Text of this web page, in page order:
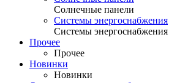
Солнечные панели
Системы энергоснабжения
Системы энергоснабжения
Прочее
Прочее
Новинки
Новинки